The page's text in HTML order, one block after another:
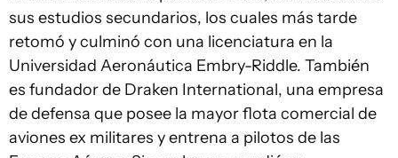
sus estudios secundarios, los cuales más tarde
retomó y culminó con una licenciatura en la
Universidad Aeronáutica Embry-Riddle. También
es fundador de Draken International, una empresa
de defensa que posee la mayor flota comercial de
aviones ex militares y entrena a pilotos de las